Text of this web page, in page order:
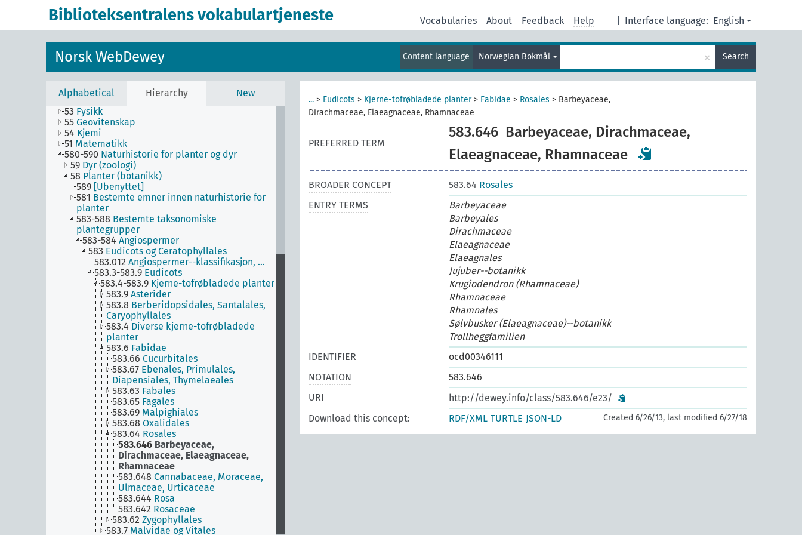
Biblioteksentralens vokabulartjeneste Interface language: English
Vocabularies About Feedback Help
Norsk WebDewey Content language Norwegian Bokmål × Search
Alphabetical Hierarchy New
T5--0 Hjelpetabell 5. Etniske og nasjonale grupper
8 Litteratur
57 Biologi
56
Fossiler og forhistorisk liv
53 Fysikk
55 Geovitenskap
54 Kjemi
51 Matematikk
580-590 Naturhistorie for planter og dyr
59 Dyr (zoologi)
58 Planter (botanikk)
589 [Ubenyttet]
581 Bestemte emner innen naturhistorie for
planter
583-588 Bestemte taksonomiske
plantegrupper
583-584 Angiospermer
583 Eudicots og Ceratophyllales
583.012 Angiospermer--klassifikasjon, …
583.3-583.9 Eudicots
583.4-583.9 Kjerne-tofrøbladede planter
583.9 Asterider
583.8 Berberidopsidales, Santalales,
Caryophyllales
583.4 Diverse kjerne-tofrøbladede
planter
583.6 Fabidae
583.66 Cucurbitales
583.67 Ebenales, Primulales,
Diapensiales, Thymelaeales
583.63 Fabales
583.65 Fagales
583.69 Malpighiales
583.68 Oxalidales
583.64 Rosales
583.646 Barbeyaceae,
Dirachmaceae, Elaeagnaceae,
Rhamnaceae
583.648 Cannabaceae, Moraceae,
Ulmaceae, Urticaceae
583.644 Rosa
583.642 Rosaceae
583.62 Zygophyllales
583.7 Malvidae og Vitales
... > Eudicots > Kjerne-tofrøbladede planter> Fabidae > Rosales > Barbeyaceae,
Dirachmaceae, Elaeagnaceae, Rhamnaceae
PREFERRED TERM
583.646 Barbeyaceae, Dirachmaceae,
Elaeagnaceae, Rhamnaceae
BROADER CONCEPT 583.64 Rosales
ENTRY TERMS
Barbeyaceae
Barbeyales
Dirachmaceae
Elaeagnaceae
Elaeagnales
Jujuber--botanikk
Krugiodendron (Rhamnaceae)
Rhamnaceae
Rhamnales
Sølvbusker (Elaeagnaceae)--botanikk
Trollheggfamilien
IDENTIFIER
ocd00346111
NOTATION
583.646
URI
http://dewey.info/class/583.646/e23/
Download this concept:
RDF/XML TURTLE JSON-LD Created 6/26/13, last modified 6/27/18